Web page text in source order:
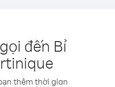
đến Bỉ
thêm thời gian